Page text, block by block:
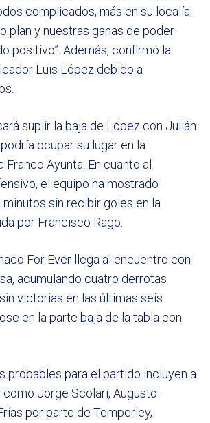
complicados, más en su localía,
plan y nuestras ganas de poder
positivo”. Además, confirmó la
Luis López debido a
suplir la baja de López con Julián
ocupar su lugar en la
Franco Ayunta. En cuanto al
el equipo ha mostrado
sin recibir goles en la
por Francisco Rago.
For Ever llega al encuentro con
acumulando cuatro derrotas
victorias en las últimas seis
en la parte baja de la tabla con
probables para el partido incluyen a
Jorge Scolari, Augusto
por parte de Temperley,